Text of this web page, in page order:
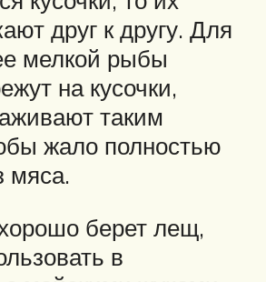
друг к другу. Для
мелкой рыбы
на кусочки,
таким
жало полностью
мяса.
берет лещ,
в